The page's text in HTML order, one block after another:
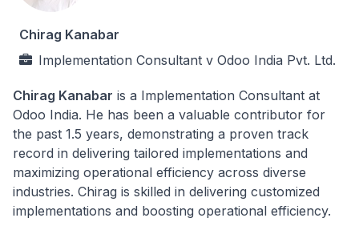
Chirag Kanabar
Implementation Consultant v Odoo India Pvt. Ltd.
Chirag Kanabar is a Implementation Consultant at
Odoo India. He has been a valuable contributor for
the past 1.5 years, demonstrating a proven track
record in delivering tailored implementations and
maximizing operational efficiency across diverse
industries. Chirag is skilled in delivering customized
implementations and boosting operational efficiency.